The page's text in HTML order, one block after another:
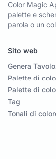
Color Magic
palette e
parola o un
Sito web
Genera
Palette di
Palette di
Tag
Tonali di